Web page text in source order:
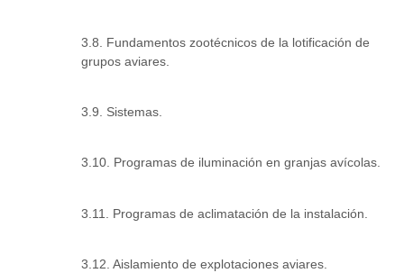
3.8. Fundamentos zootécnicos de la lotificación de
grupos aviares.
3.9. Sistemas.
3.10. Programas de iluminación en granjas avícolas.
3.11. Programas de aclimatación de la instalación.
3.12. Aislamiento de explotaciones aviares.